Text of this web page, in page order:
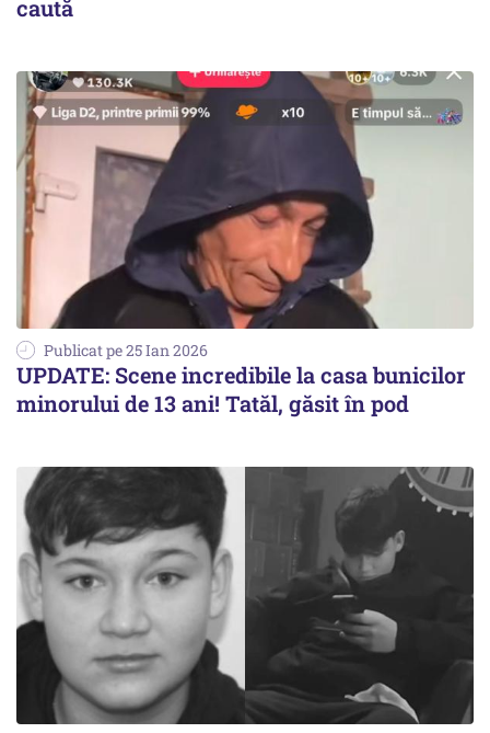
caută
Publicat pe 25 Ian 2026
UPDATE: Scene incredibile la casa bunicilor
minorului de 13 ani! Tatăl, găsit în pod